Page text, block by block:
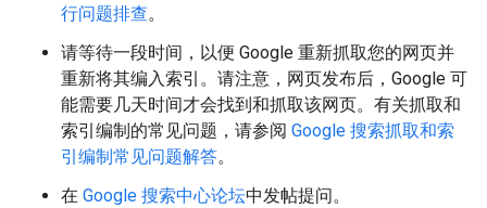
行问题排查。
请等待一段时间，以便 Google 重新抓取您的网页并
重新将其编入索引。请注意，网页发布后，Google 可
能需要几天时间才会找到和抓取该网页。有关抓取和
索引编制的常见问题，请参阅 Google 搜索抓取和索
引编制常见问题解答。
在 Google 搜索中心论坛中发帖提问。